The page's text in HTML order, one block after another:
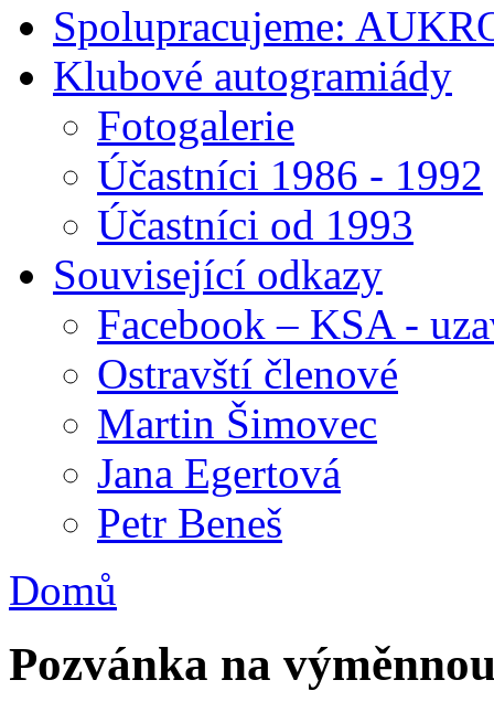
Spolupracujeme:
Klubové autogramiády
Fotogalerie
Účastníci 1986 - 1992
Účastníci od 1993
Související odkazy
Facebook – KSA -
Ostravští členové
Martin Šimovec
Jana Egertová
Petr Beneš
Domů
Pozvánka na